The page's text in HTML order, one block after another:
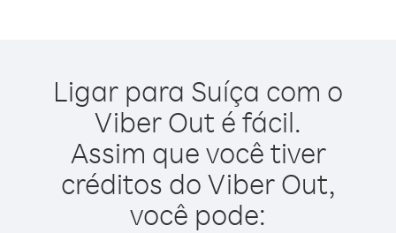
Ligar para Suíça com o
Viber Out é fácil.
Assim que você tiver
créditos do Viber Out,
você pode: